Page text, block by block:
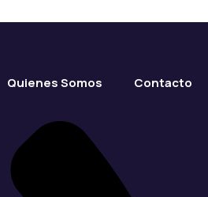
Quienes Somos Contacto